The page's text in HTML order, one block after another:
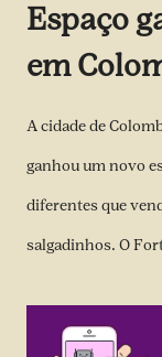
Espaço
em
A cidade de
ganhou um novo
diferentes que
salgadinhos. O